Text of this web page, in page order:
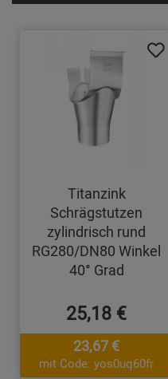
Titanzink
Schrägstutzen
zylindrisch rund
RG280/DN80 Winkel
40° Grad
25,18 €
23,67 €
mit Code: yos0uq60fr